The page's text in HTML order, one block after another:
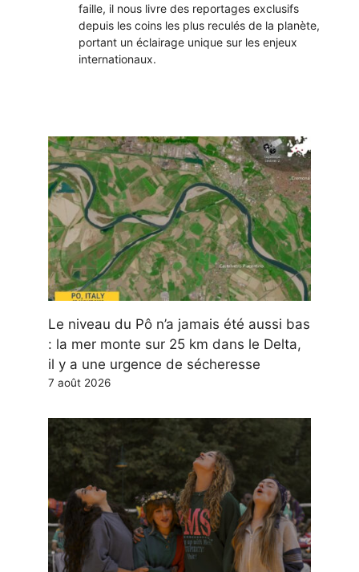
faille, il nous livre des reportages exclusifs
depuis les coins les plus reculés de la planète,
portant un éclairage unique sur les enjeux
internationaux.
Le niveau du Pô n’a jamais été aussi bas
: la mer monte sur 25 km dans le Delta,
il y a une urgence de sécheresse
7 août 2026